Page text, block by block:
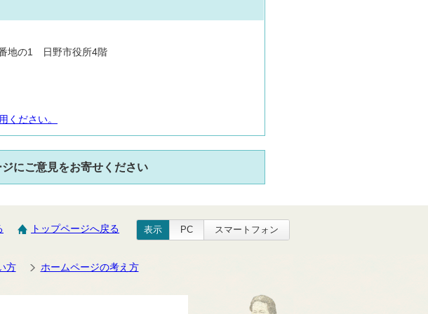
地の1 日野市役所4階
ください。
にご意見をお寄せください
トップページへ戻る 表示 PC スマートフォン
方 ホームページの考え方